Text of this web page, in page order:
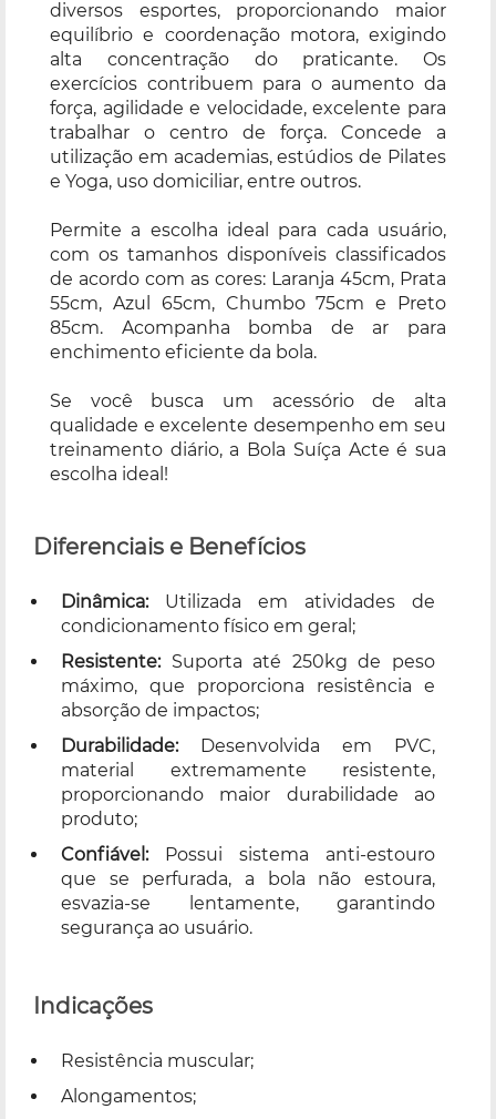
diversos esportes, proporcionando maior
equilíbrio e coordenação motora, exigindo
alta concentração do praticante. Os
exercícios contribuem para o aumento da
força, agilidade e velocidade, excelente para
trabalhar o centro de força. Concede a
utilização em academias, estúdios de Pilates
e Yoga, uso domiciliar, entre outros.
Permite a escolha ideal para cada usuário,
com os tamanhos disponíveis classificados
de acordo com as cores: Laranja 45cm, Prata
55cm, Azul 65cm, Chumbo 75cm e Preto
85cm. Acompanha bomba de ar para
enchimento eficiente da bola.
Se você busca um acessório de alta
qualidade e excelente desempenho em seu
treinamento diário, a Bola Suíça Acte é sua
escolha ideal!
Diferenciais e Benefícios
Dinâmica:Utilizada em atividades de
condicionamento físico em geral;
Resistente:Suporta até 250kg de peso
máximo, que proporciona resistência e
absorção de impactos;
Durabilidade:Desenvolvida em PVC,
material extremamente resistente,
proporcionando maior durabilidade ao
produto;
Confiável:Possui sistema anti-estouro
que se perfurada, a bola não estoura,
esvazia-se lentamente, garantindo
segurança ao usuário.
Indicações
Resistência muscular;
Alongamentos;